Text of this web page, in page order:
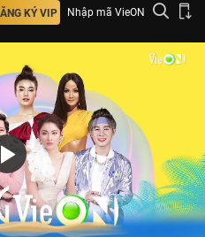
KÝ VIP Nhập mã VieON